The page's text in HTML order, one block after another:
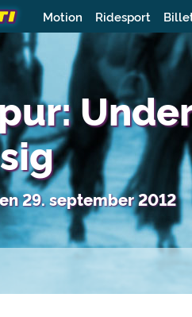
Motion Ridesport
29. september 2012